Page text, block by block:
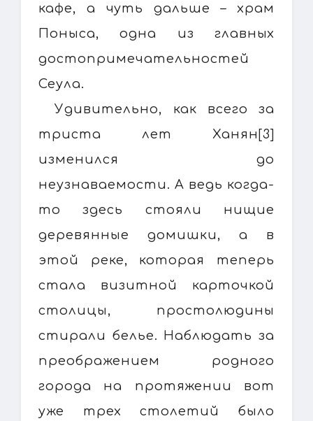
кафе, а чуть дальше – храм
Поныса, одна из главных
достопримечательностей
Сеула.
Удивительно, как всего за
триста лет Ханян[3]
изменился до
неузнаваемости. А ведь когда-
то здесь стояли нищие
деревянные домишки, а в
этой реке, которая теперь
стала визитной карточкой
столицы, простолюдины
стирали белье. Наблюдать за
преображением родного
города на протяжении вот
уже трех столетий было